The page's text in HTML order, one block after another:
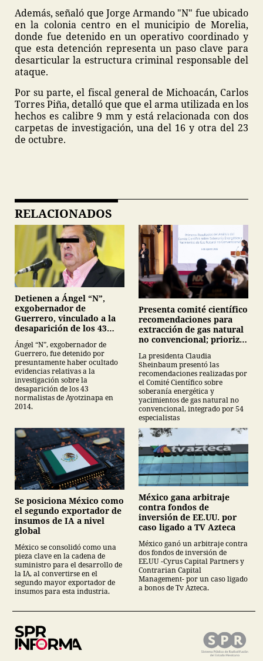
Además, señaló que Jorge Armando "N" fue ubicado
en la colonia centro en el municipio de Morelia,
donde fue detenido en un operativo coordinado y
que esta detención representa un paso clave para
desarticular la estructura criminal responsable del
ataque.
Por su parte, el fiscal general de Michoacán, Carlos
Torres Piña, detalló que que el arma utilizada en los
hechos es calibre 9 mm y está relacionada con dos
carpetas de investigación, una del 16 y otra del 23
de octubre.
RELACIONADOS
Detienen a Ángel “N”,
exgobernador de
Guerrero, vinculado a la
desaparición de los 43
normalistas de
Ayotzinapa
Ángel “N”, exgobernador de
Guerrero, fue detenido por
presuntamente haber ocultado
evidencias relativas a la
investigación sobre la
desaparición de los 43
normalistas de Ayotzinapa en
2014.
Presenta comité científico
recomendaciones para
extracción de gas natural
no convencional; prioriza
descarta yacimiento
Tampico-Misantla
La presidenta Claudia
Sheinbaum presentó las
recomendaciones realizadas por
el Comité Científico sobre
soberanía energética y
yacimientos de gas natural no
convencional, integrado por 54
especialistas
Se posiciona México como
el segundo exportador de
insumos de IA a nivel
global
México se consolidó como una
pieza clave en la cadena de
suministro para el desarrollo de
la IA, al convertirse en el
segundo mayor exportador de
insumos para esta industria.
México gana arbitraje
contra fondos de
inversión de EE.UU. por
caso ligado a TV Azteca
México ganó un arbitraje contra
dos fondos de inversión de
EE.UU -Cyrus Capital Partners y
Contrarian Capital
Management- por un caso ligado
a bonos de Tv Azteca.